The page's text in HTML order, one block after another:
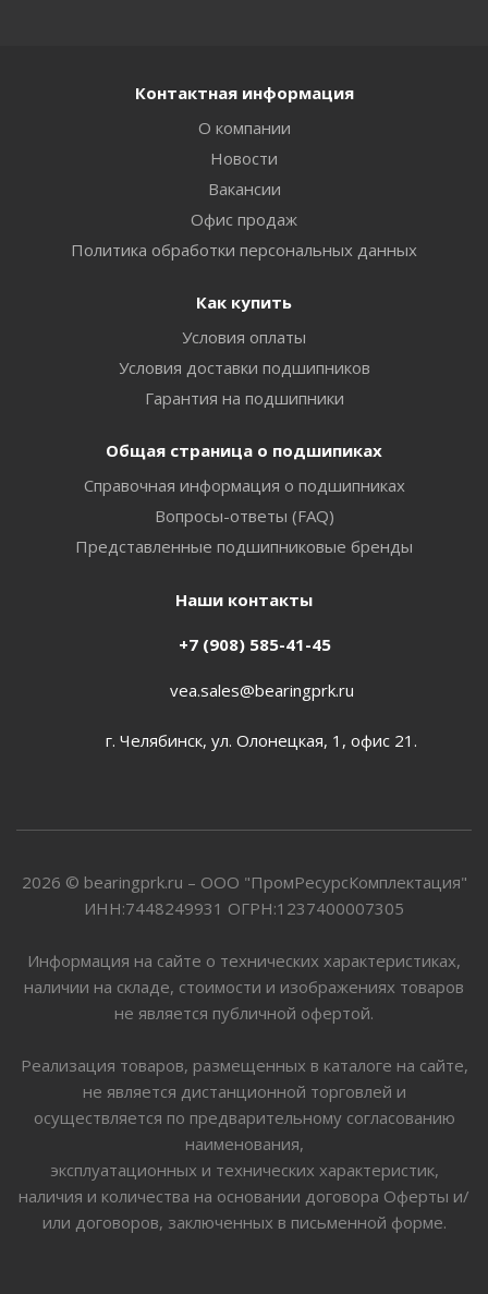
Контактная информация
О компании
Новости
Вакансии
Офис продаж
Политика обработки персональных данных
Как купить
Условия оплаты
Условия доставки подшипников
Гарантия на подшипники
Общая страница о подшипиках
Справочная информация о подшипниках
Вопросы-ответы (FAQ)
Представленные подшипниковые бренды
Наши контакты
+7 (908) 585-41-45
vea.sales@bearingprk.ru
г. Челябинск, ул. Олонецкая, 1, офис 21.
2026 © bearingprk.ru – ООО "ПромРесурсКомплектация"
ИНН:7448249931 ОГРН:1237400007305
Информация на сайте о технических характеристиках,
наличии на складе, стоимости и изображениях товаров
не является публичной офертой.
Реализация товаров, размещенных в каталоге на сайте,
не является дистанционной торговлей и
осуществляется по предварительному согласованию
наименования,
эксплуатационных и технических характеристик,
наличия и количества на основании договора Оферты и/
или договоров, заключенных в письменной форме.